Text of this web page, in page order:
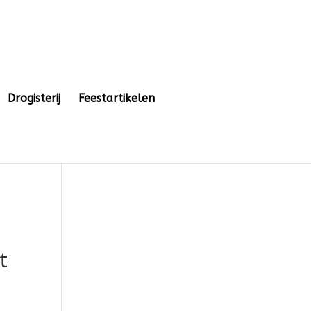
Drogisterij Feestartikelen